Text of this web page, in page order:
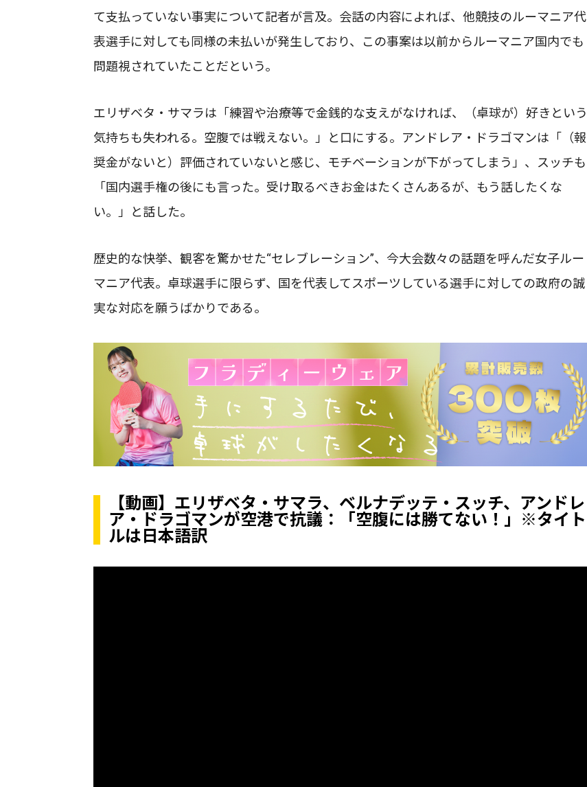
て支払っていない事実について記者が言及。会話の内容によれば、他競技のルーマニア代
表選手に対しても同様の未払いが発生しており、この事案は以前からルーマニア国内でも
問題視されていたことだという。
エリザベタ・サマラは「練習や治療等で金銭的な支えがなければ、（卓球が）好きという
気持ちも失われる。空腹では戦えない。」と口にする。アンドレア・ドラゴマンは「（報
奨金がないと）評価されていないと感じ、モチベーションが下がってしまう」、スッチも
「国内選手権の後にも言った。受け取るべきお金はたくさんあるが、もう話したくな
い。」と話した。
歴史的な快挙、観客を驚かせた“セレブレーション”、今大会数々の話題を呼んだ女子ルー
マニア代表。卓球選手に限らず、国を代表してスポーツしている選手に対しての政府の誠
実な対応を願うばかりである。
【動画】エリザベタ・サマラ、ベルナデッテ・スッチ、アンドレ
ア・ドラゴマンが空港で抗議：「空腹には勝てない！」※タイト
ルは日本語訳